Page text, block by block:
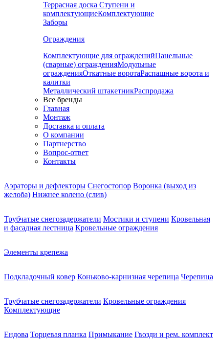
Террасная доска Ступени и
комплектующиеКомплектующие
Заборы
Ограждения
Комплектующие для огражденийПанельные
(сварные) огражденияМодульные
огражденияОткатные воротаРаспашные ворота и
калитки
Металлический штакетникРаспродажа
Все бренды
Главная
Монтаж
Доставка и оплата
О компании
Партнерство
Вопрос-ответ
Контакты
Аэраторы и дефлекторы Снегостопор Воронка (выход из
желоба) Нижнее колено (слив)
Трубчатые снегозадержатели Мостики и ступени Кровельная
и фасадная лестница Кровельные ограждения
Элементы крепежа
Подкладочный ковер Коньково-карнизная черепица Черепица
Трубчатые снегозадержатели Кровельные ограждения
Комплектующие
Ендова Торцевая планка Примыкание Гвозди и рем. комплект